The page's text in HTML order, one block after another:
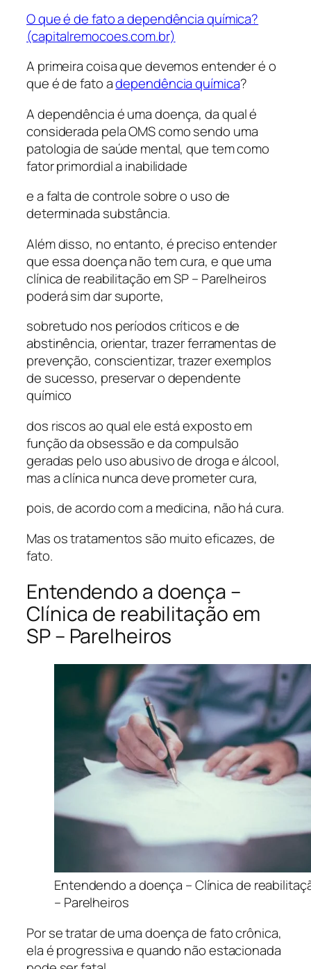
O que é de fato a dependência química?
(capitalremocoes.com.br)
A primeira coisa que devemos entender é o
que é de fato adependência química?
A dependência é uma doença, da qual é
considerada pela OMS como sendo uma
patologia de saúde mental, que tem como
fator primordial a inabilidade
e a falta de controle sobre o uso de
determinada substância.
Além disso, no entanto, é preciso entender
que essa doença não tem cura, e que uma
clínica de reabilitação em SP – Parelheiros
poderá sim dar suporte,
sobretudo nos períodos críticos e de
abstinência, orientar, trazer ferramentas de
prevenção, conscientizar, trazer exemplos
de sucesso, preservar o dependente
químico
dos riscos ao qual ele está exposto em
função da obsessão e da compulsão
geradas pelo uso abusivo de droga e álcool,
mas a clínica nunca deve prometer cura,
pois, de acordo com a medicina, não há cura.
Mas os tratamentos são muito eficazes, de
fato.
Entendendo a doença –
Clínica de reabilitação em
SP – Parelheiros
Entendendo a doença – Clínica de
– Parelheiros
Por se tratar de uma doença de fato crônica,
ela é progressiva e quando não estacionada